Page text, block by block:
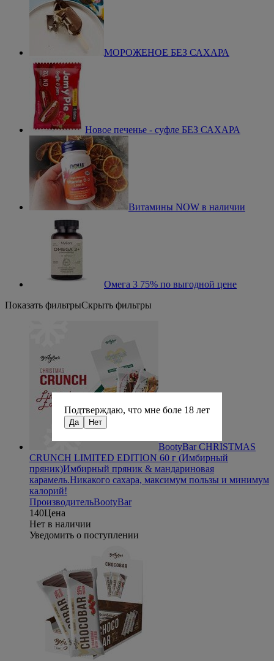
МОРОЖЕНОЕ БЕЗ САХАРА
Новое печенье - суфле БЕЗ САХАРА
Витамины NOW в наличии
Омега 3 75% по выгодной цене
Показать фильтрыСкрыть фильтры
BootyBar СHRISTMAS
CRUNCH LIMITED EDITION 60 г (Имбирный
пряник)Имбирный пряник & мандариновая
карамель.Никакого сахара, максимум пользы и минимум
калорий!
ПроизводительBootyBar
140Цена
Нет в наличии
Уведомить о поступлении
Подтверждаю, что мне боле 18 лет
Да Нет